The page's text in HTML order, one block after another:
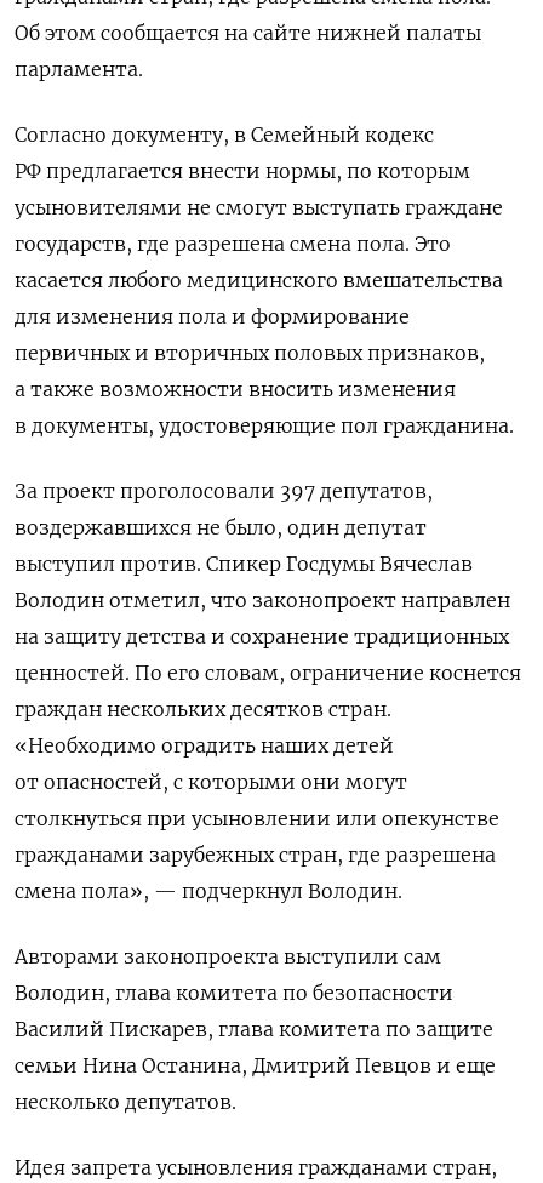
Об этом сообщается на сайте нижней палаты
парламента.
Согласно документу, в Семейный кодекс
РФ предлагается внести нормы, по которым
усыновителями не смогут выступать граждане
государств, где разрешена смена пола. Это
касается любого медицинского вмешательства
для изменения пола и формирование
первичных и вторичных половых признаков,
а также возможности вносить изменения
в документы, удостоверяющие пол гражданина.
За проект проголосовали 397 депутатов,
воздержавшихся не было, один депутат
выступил против. Спикер Госдумы Вячеслав
Володин отметил, что законопроект направлен
на защиту детства и сохранение традиционных
ценностей. По его словам, ограничение коснется
граждан нескольких десятков стран.
«Необходимо оградить наших детей
от опасностей, с которыми они могут
столкнуться при усыновлении или опекунстве
гражданами зарубежных стран, где разрешена
смена пола», — подчеркнул Володин.
Авторами законопроекта выступили сам
Володин, глава комитета по безопасности
Василий Пискарев, глава комитета по защите
семьи Нина Останина, Дмитрий Певцов и еще
несколько депутатов.
Идея запрета усыновления гражданами стран,